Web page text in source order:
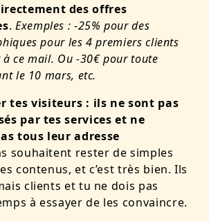
des offres
. Exemples : -25% pour des
pour les 4 premiers clients
ce mail. Ou -30€ pour toute
le 10 mars, etc.
tes visiteurs : ils ne sont pas
par tes services et ne
tous leur adresse
souhaitent rester de simples
contenus, et c’est très bien. Ils
clients et tu ne dois pas
à essayer de les convaincre.